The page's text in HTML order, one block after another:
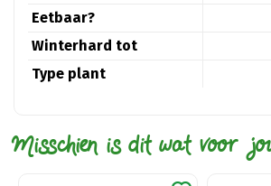
Eetbaar?
Winterhard tot
Type plant
Misschien is dit wat voor